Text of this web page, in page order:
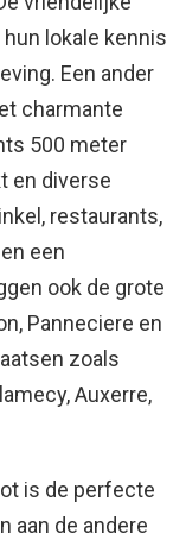
hun lokale kennis
Een ander
charmante
500 meter
en diverse
restaurants,
een
ook de grote
Panneciere en
zoals
Auxerre,
is de perfecte
aan de andere